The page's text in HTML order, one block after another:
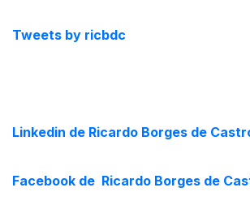
Tweets by ricbdc
Linkedin de Ricardo Borges de
Facebook de Ricardo Borges de